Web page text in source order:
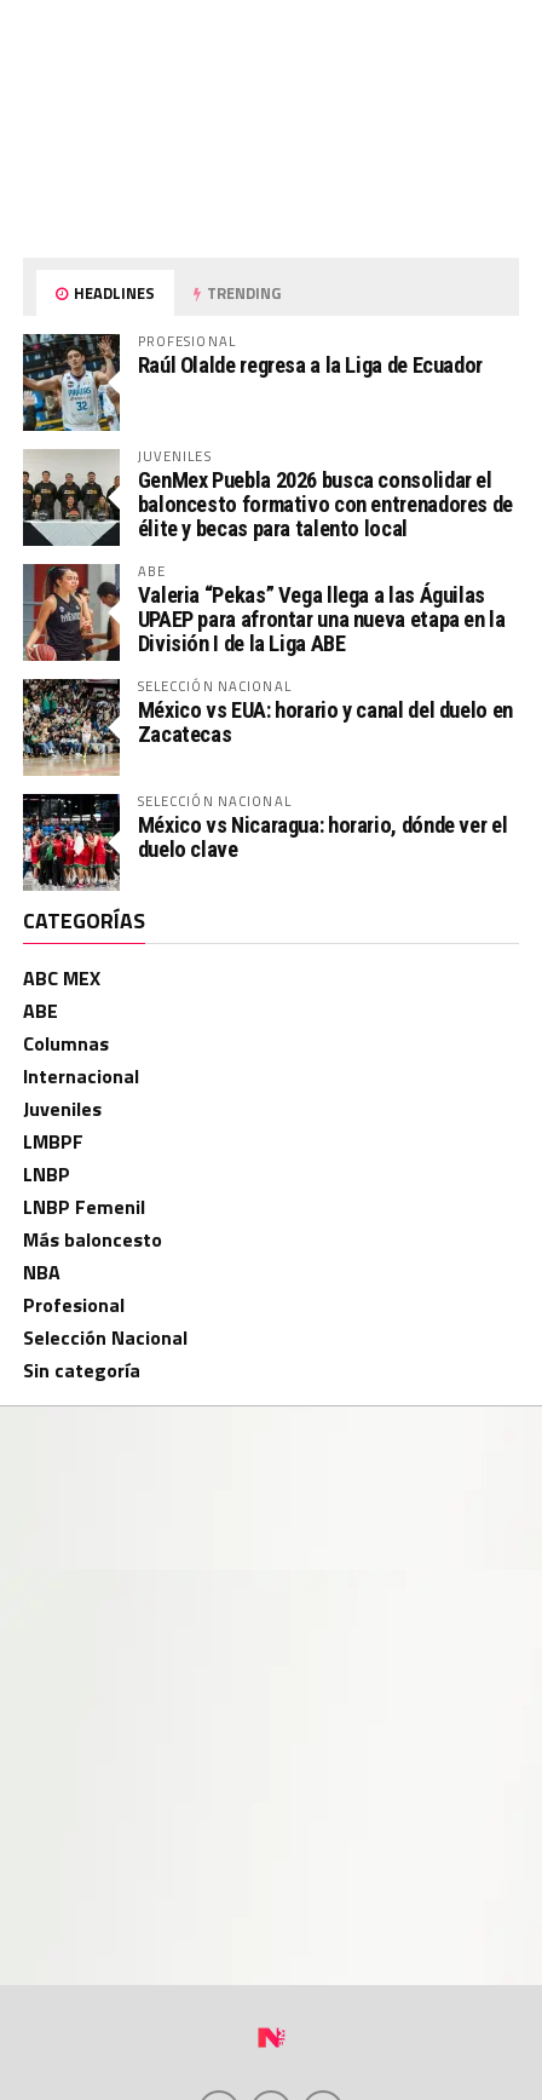
HEADLINES TRENDING
PROFESIONAL
Raúl Olalde regresa a la Liga de Ecuador
JUVENILES
GenMex Puebla 2026 busca consolidar el
baloncesto formativo con entrenadores de
élite y becas para talento local
ABE
Valeria “Pekas” Vega llega a las Águilas
UPAEP para afrontar una nueva etapa en la
División I de la Liga ABE
SELECCIÓN NACIONAL
México vs EUA: horario y canal del duelo en
Zacatecas
SELECCIÓN NACIONAL
México vs Nicaragua: horario, dónde ver el
duelo clave
CATEGORÍAS
ABC MEX
ABE
Columnas
Internacional
Juveniles
LMBPF
LNBP
LNBP Femenil
Más baloncesto
NBA
Profesional
Selección Nacional
Sin categoría